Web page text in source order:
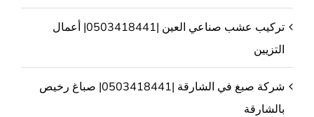
تركيب عشب صناعي العين |0503418441| أعمال
التزيين
شركة صبغ في الشارقة |0503418441| صباغ رخيص
بالشارقة